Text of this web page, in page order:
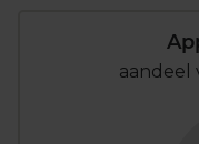
aandeel